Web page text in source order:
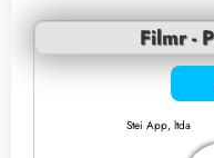
Filmr -
Stei App, ltda